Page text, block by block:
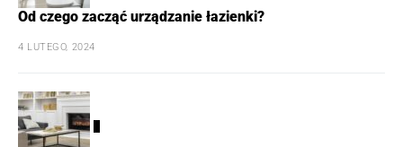
Od czego zacząć urządzanie łazienki?
4 LUTEGO, 2024